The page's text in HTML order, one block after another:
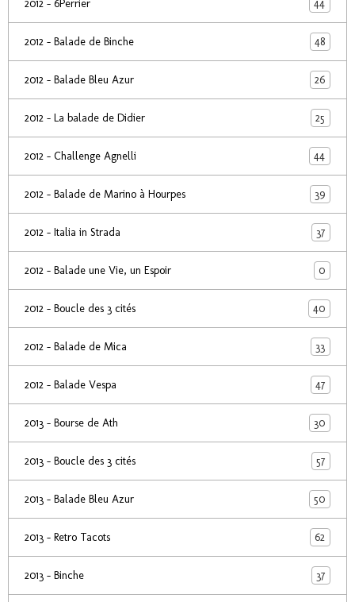
2012 - 6Perrier 44
2012 - Balade de Binche 48
2012 - Balade Bleu Azur 26
2012 - La balade de Didier 25
2012 - Challenge Agnelli 44
2012 - Balade de Marino à Hourpes 39
2012 - Italia in Strada 37
2012 - Balade une Vie, un Espoir 0
2012 - Boucle des 3 cités 40
2012 - Balade de Mica 33
2012 - Balade Vespa 47
2013 - Bourse de Ath 30
2013 - Boucle des 3 cités 57
2013 - Balade Bleu Azur 50
2013 - Retro Tacots 62
2013 - Binche 37